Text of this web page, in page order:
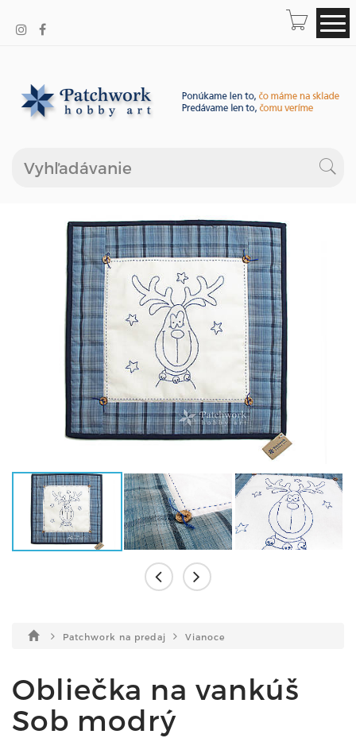
Patchwork na predaj Vianoce
Obliečka na vankúš
Sob modrý